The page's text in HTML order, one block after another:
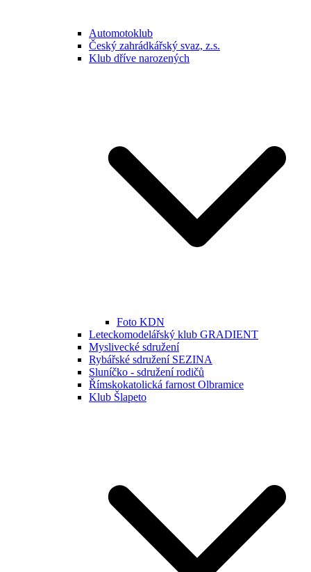
Automotoklub
Český zahrádkářský svaz, z.s.
Klub dříve narozených
Foto KDN
Leteckomodelářský klub GRADIENT
Myslivecké sdružení
Rybářské sdružení SEZINA
Sluníčko - sdružení rodičů
Římskokatolická farnost Olbramice
Klub Šlapeto